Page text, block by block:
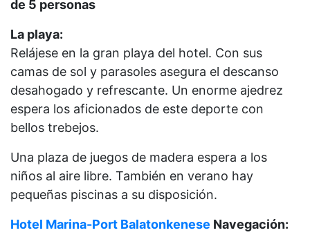
de 5 personas
La playa:
Relájese en la gran playa del hotel. Con sus
camas de sol y parasoles asegura el descanso
desahogado y refrescante. Un enorme ajedrez
espera los aficionados de este deporte con
bellos trebejos.
Una plaza de juegos de madera espera a los
niños al aire libre. También en verano hay
pequeñas piscinas a su disposición.
Hotel Marina-Port Balatonkenese Navegación: